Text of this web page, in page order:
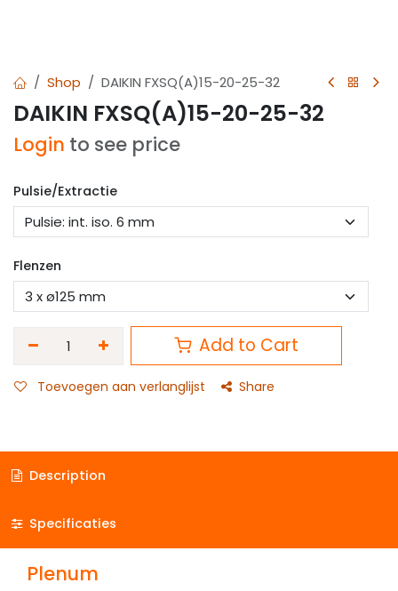
Shop DAIKIN FXSQ(A)15-20-25-32
DAIKIN FXSQ(A)15-20-25-32
Login to see price
Pulsie/Extractie
Flenzen
Add to Cart
Toevoegen aan verlanglijst Share
Description
Specificaties
Plenum